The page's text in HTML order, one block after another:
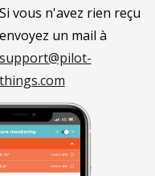
Si vous n'avez rien reçu
envoyez un mail à
support@pilot-
things.com